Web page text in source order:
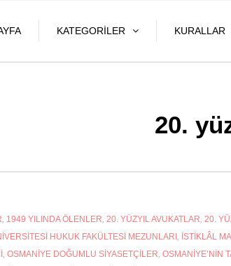
KATEGORILER KURALLAR
20.
, 1949 YILINDA ÖLENLER, 20. YÜZYIL AVUKATLAR, 20.
HUKUK FAKÜLTESI MEZUNLARI , İSTIKLÂL
, OSMANIYE DOĞUMLU SIYASETÇILER, OSMANIYE’NIN